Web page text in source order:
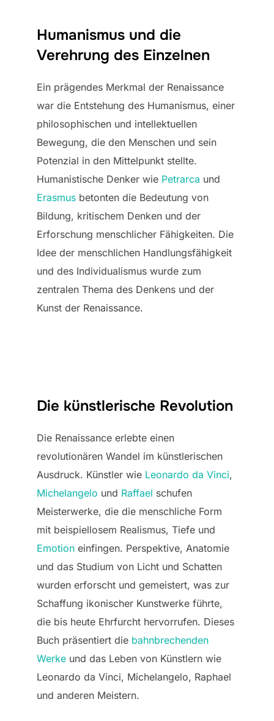
Humanismus und die
Verehrung des Einzelnen
Ein prägendes Merkmal der Renaissance
war die Entstehung des Humanismus, einer
philosophischen und intellektuellen
Bewegung, die den Menschen und sein
Potenzial in den Mittelpunkt stellte.
Humanistische Denker wie Petrarca und
Erasmus betonten die Bedeutung von
Bildung, kritischem Denken und der
Erforschung menschlicher Fähigkeiten. Die
Idee der menschlichen Handlungsfähigkeit
und des Individualismus wurde zum
zentralen Thema des Denkens und der
Kunst der Renaissance.
Die künstlerische Revolution
Die Renaissance erlebte einen
revolutionären Wandel im künstlerischen
Ausdruck. Künstler wie Leonardo da Vinci,
Michelangelo und Raffael schufen
Meisterwerke, die die menschliche Form
mit beispiellosem Realismus, Tiefe und
Emotion einfingen. Perspektive, Anatomie
und das Studium von Licht und Schatten
wurden erforscht und gemeistert, was zur
Schaffung ikonischer Kunstwerke führte,
die bis heute Ehrfurcht hervorrufen. Dieses
Buch präsentiert die bahnbrechenden
Werke und das Leben von Künstlern wie
Leonardo da Vinci, Michelangelo, Raphael
und anderen Meistern.